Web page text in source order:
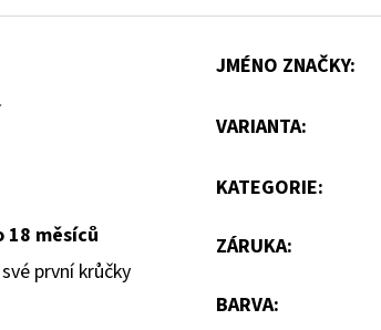
18 měsíců
první krůčky
JMÉNO ZNAČKY:
VARIANTA:
KATEGORIE:
ZÁRUKA:
BARVA: